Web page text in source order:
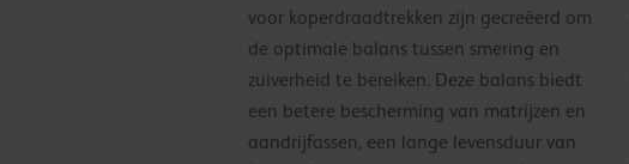
voor koperdraadtrekken zijn gecreëerd om
de optimale balans tussen smering en
zuiverheid te bereiken. Deze balans biedt
een betere bescherming van matrijzen en
aandrijfassen, een lange levensduur van